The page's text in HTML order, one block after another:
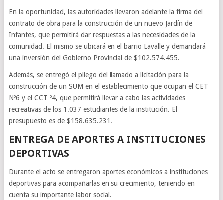
En la oportunidad, las autoridades llevaron adelante la firma del
contrato de obra para la construcción de un nuevo Jardín de
Infantes, que permitirá dar respuestas a las necesidades de la
comunidad. El mismo se ubicará en el barrio Lavalle y demandará
una inversión del Gobierno Provincial de $102.574.455.
Además, se entregó el pliego del llamado a licitación para la
construcción de un SUM en el establecimiento que ocupan el CET
Nº6 y el CCT º4, que permitirá llevar a cabo las actividades
recreativas de los 1.037 estudiantes de la institución. El
presupuesto es de $158.635.231.
ENTREGA DE APORTES A INSTITUCIONES
DEPORTIVAS
Durante el acto se entregaron aportes económicos a instituciones
deportivas para acompañarlas en su crecimiento, teniendo en
cuenta su importante labor social.